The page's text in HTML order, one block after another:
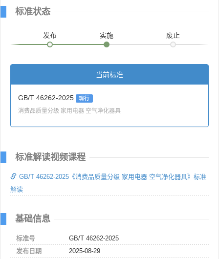
标准状态
发布 实施 废止
当前标准
GB/T 46262-2025 现行
消费品质量分级 家用电器 空气净化器具
标准解读视频课程
GB/T 46262-2025《消费品质量分级 家用电器 空气净化器具》标准
解读
基础信息
标准号
GB/T 46262-2025
发布日期
2025-08-29